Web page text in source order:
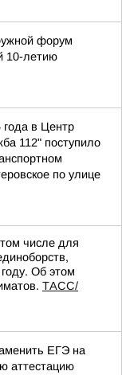
форум
10-летию
года в Центр
112" поступило
по улице
числе для
Об этом
ТАСС/
ЕГЭ на
аттестацию